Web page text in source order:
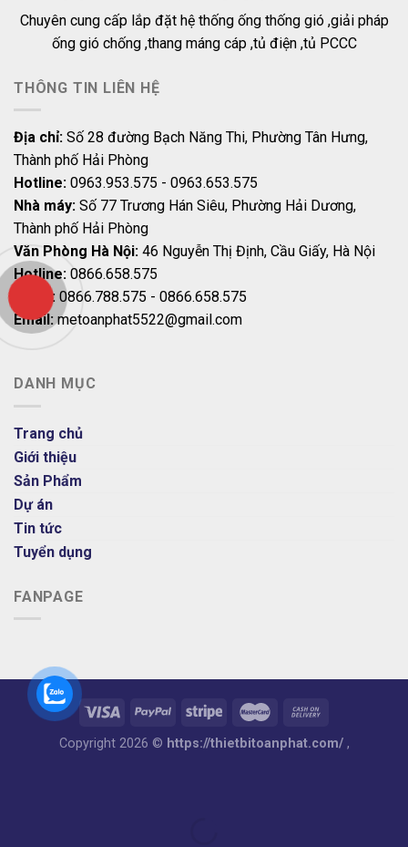
Chuyên cung cấp lắp đặt hệ thống ống thống gió ,giải pháp
ống gió chống ,thang máng cáp ,tủ điện ,tủ PCCC
THÔNG TIN LIÊN HỆ
Địa chỉ: Số 28 đường Bạch Năng Thi, Phường Tân Hưng,
Thành phố Hải Phòng
Hotline: 0963.953.575 - 0963.653.575
Nhà máy: Số 77 Trương Hán Siêu, Phường Hải Dương,
Thành phố Hải Phòng
Văn Phòng Hà Nội: 46 Nguyễn Thị Định, Cầu Giấy, Hà Nội
Hotline: 0866.658.575
CSKH: 0866.788.575 - 0866.658.575
Email:metoanphat5522@gmail.com
DANH MỤC
Trang chủ
Giới thiệu
Sản Phẩm
Dự án
Tin tức
Tuyển dụng
FANPAGE
Copyright 2026 © https://thietbitoanphat.com/ ,